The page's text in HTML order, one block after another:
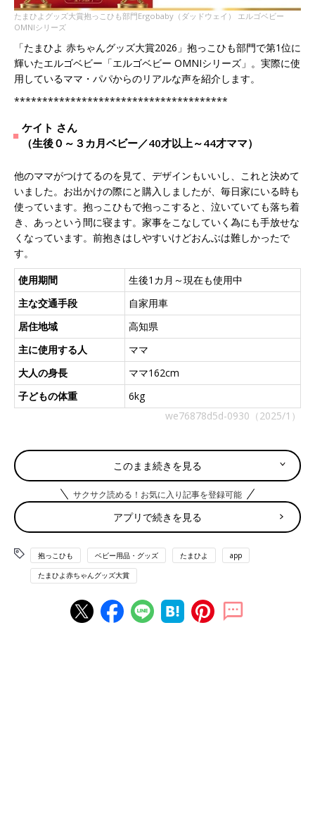
たまひよグッズ大賞抱っこひも部門Ergobaby（ダッドウェイ） エルゴベビー
OMNIシリーズ
「たまひよ 赤ちゃんグッズ大賞2026」抱っこひも部門で第1位に
輝いたエルゴベビー「エルゴベビー OMNIシリーズ」。実際に使
用しているママ・パパからのリアルな声を紹介します。
**************************************
ケイト さん
（生後０～３カ月ベビー／40才以上～44才ママ）
他のママがつけてるのを見て、デザインもいいし、これと決めて
いました。お出かけの際にと購入しましたが、毎日家にいる時も
使っています。抱っこひもで抱っこすると、泣いていても落ち着
き、あっという間に寝ます。家事をこなしていく為にも手放せな
くなっています。前抱きはしやすいけどおんぶは難しかったで
す。
使用期間
生後1カ月～現在も使用中
主な交通手段
自家用車
居住地域
高知県
主に使用する人
ママ
大人の身長
ママ162cm
子どもの体重
6kg
we76878d5d-0930（2025/1）
みー さん
（生後０～３カ月ベビー／30才以上～34才ママ）
購入の決め手は夫が使用しやすかったため。実際に使用してみ
て、着脱が楽で、6kgの子どもを1時間近く抱いていても疲れを
感じません。体格の異なる夫婦でも使用できて良いなと思いま
す。
使用期間
生後1カ月～現在も使用中
主な交通手段
自家用車
神奈川県
このまま続きを見る
サクサク読める！お気に入り記事を登録可能
アプリで続きを見る
抱っこひも ベビー用品・グッズ たまひよ app
たまひよ赤ちゃんグッズ大賞